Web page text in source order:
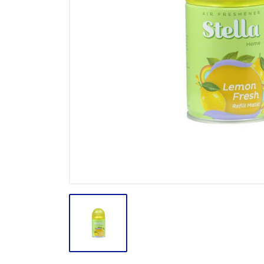
INSEKTISIDA